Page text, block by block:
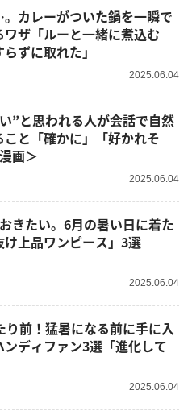
カレーがついた鍋を一瞬で
ワザ「ルーと一緒に煮込む
ずに取れた」
2025.06.04
”と思われる人が会話で自然
こと「確かに」「好かれそ
画＞
2025.06.04
きたい。6月の暑い日に着た
け上品ワンピース」3選
2025.06.04
り前！猛暑になる前に手に入
ディファン3選「進化して
2025.06.04